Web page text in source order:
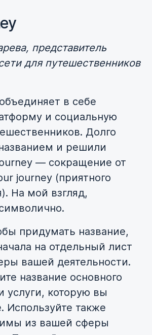
представитель
для путешественников
в себе
и социальную
Долго
и решили
— сокращение от
journey (приятного
На мой взгляд,
придумать название,
на отдельный лист
вашей деятельности.
название основного
услуги, которую вы
Используйте также
из вашей сферы